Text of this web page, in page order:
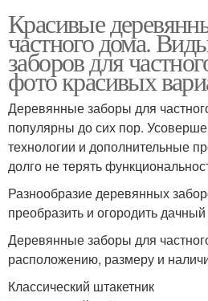
Красивые
частного дома.
заборов для
фото красивых
Деревянные заборы для
популярны до сих пор.
технологии и дополнительные
долго не терять
Разнообразие деревянных
преобразить и огородить дачный
Деревянные заборы для
расположению, размеру и
Классический штакетник